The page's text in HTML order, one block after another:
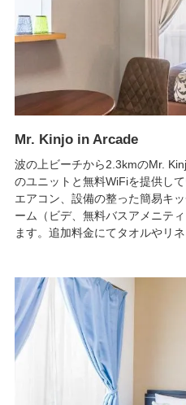
Mr. Kinjo in Arcade
波の上ビーチから2.3kmのMr.
のユニットと無料WiFiを提供し
エアコン、設備の整った簡易キ
ーム（ビデ、無料バスアメニテ
ます。追加料金にてタオルやリ